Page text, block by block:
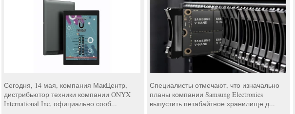
Сегодня, 14 мая, компания МакЦентр,
дистрибьютор техники компании ONYX
International Inc, официально сооб...
Специалисты отмечают, что изначально
планы компании Samsung Electronics
выпустить петабайтное хранилище д...